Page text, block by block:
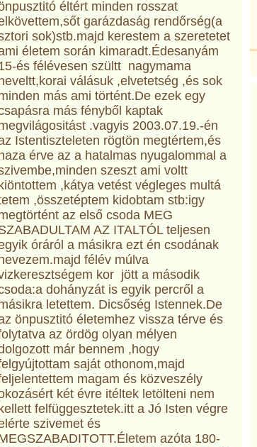
éltért minden rosszat
garázdaság rendőrség(a
sok)stb.majd kerestem a szeretetet
életem során kimaradt.Édesanyám
és félévesen szültt nagymama
válásuk ,elvetetség ,és sok
más ami történt.De ezek egy
más fényből kaptak
.vagyis 2003.07.19.-én
Istentiszteleten rögtön megtértem,és
haza érve az a hatalmas nyugalommal a
szeszt ami voltt
kiöntottem ,kátya vetést végleges multá
,összetéptem kidobtam stb:igy
az első csoda MEG
AZ ITALTÓL teljesen
óráról a másikra ezt én csodának
félév múlva
kor jött a második
dohányzát is egyik percről a
letettem. Dicsőség Istennek.De
önpusztitó életemhez vissza térve és
az ördög olyan mélyen
már bennem ,hogy
saját othonom,majd
magam és közveszély
két évre itéltek letölteni nem
kellett felfüggesztetek.itt a Jó Isten végre
szivemet és
azóta 180-